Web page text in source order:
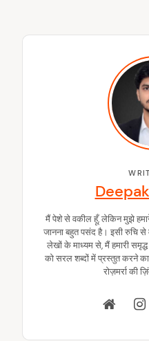
मैं पेशे से वकील हूँ, लेकिन मुझे
जानना बहुत पसंद है। इसी रुचि
लेखों के माध्यम से, मैं हमारी
को सरल शब्दों में प्रस्तुत करने
रोज़मर्रा की